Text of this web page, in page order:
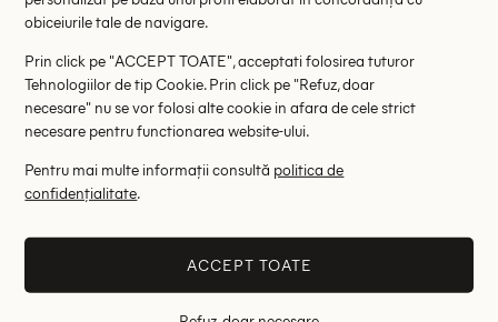
Bluza Ontre, maro
49.50 lei
RRP: 99.00 lei
S
- 71% - 52%
obiceiurile tale de navigare.
Prin click pe "ACCEPT TOATE", acceptati folosirea tuturor
Tehnologiilor de tip Cookie. Prin click pe "Refuz, doar
necesare" nu se vor folosi alte cookie in afara de cele strict
necesare pentru functionarea website-ului.
Pentru mai multe informații consultă politica de
confidențialitate.
ACCEPT TOATE